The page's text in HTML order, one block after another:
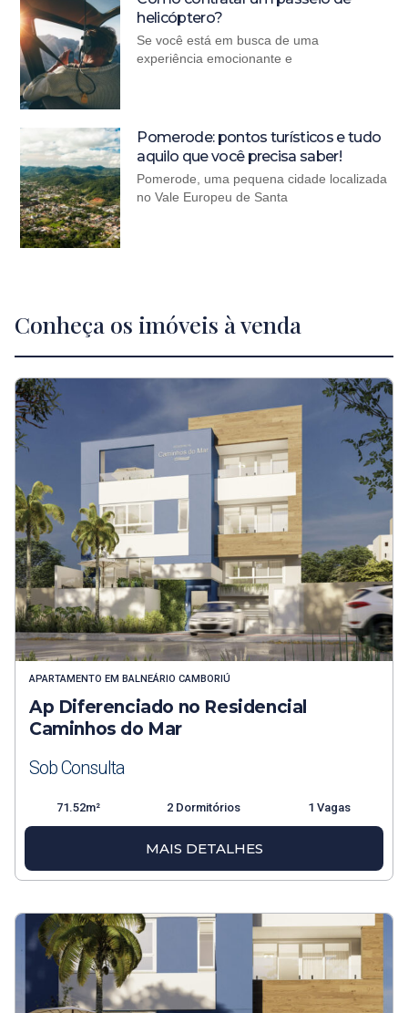
helicóptero?
Se você está em busca de uma
experiência emocionante e
Pomerode: pontos turísticos e tudo
aquilo que você precisa saber!
Pomerode, uma pequena cidade localizada
no Vale Europeu de Santa
Conheça os imóveis à venda
APARTAMENTO EM BALNEÁRIO CAMBORIÚ
Ap Diferenciado no Residencial
Caminhos do Mar
Sob Consulta
71.52m² 2 Dormitórios 1 Vagas
MAIS DETALHES